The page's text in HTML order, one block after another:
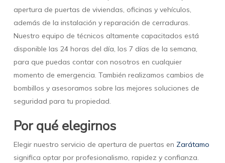
apertura de puertas de viviendas, oficinas y vehículos,
además de la instalación y reparación de cerraduras.
Nuestro equipo de técnicos altamente capacitados está
disponible las 24 horas del día, los 7 días de la semana,
para que puedas contar con nosotros en cualquier
momento de emergencia. También realizamos cambios de
bombillos y asesoramos sobre las mejores soluciones de
seguridad para tu propiedad.
Por qué elegirnos
Elegir nuestro servicio de apertura de puertas en Zarátamo
significa optar por profesionalismo, rapidez y confianza.